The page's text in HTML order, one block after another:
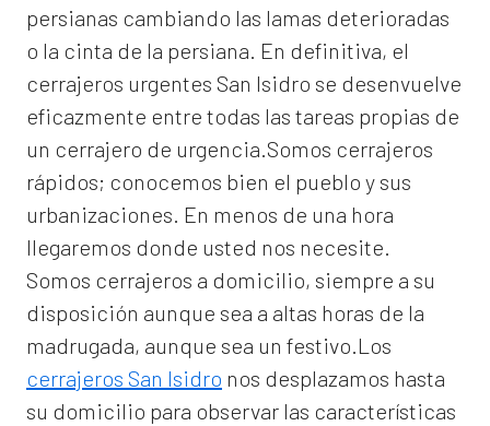
persianas cambiando las lamas deterioradas
o la cinta de la persiana. En definitiva, el
cerrajeros urgentes San Isidro se desenvuelve
eficazmente entre todas las tareas propias de
un cerrajero de urgencia.Somos cerrajeros
rápidos; conocemos bien el pueblo y sus
urbanizaciones. En menos de una hora
llegaremos donde usted nos necesite.
Somos cerrajeros a domicilio, siempre a su
disposición aunque sea a altas horas de la
madrugada, aunque sea un festivo.Los
cerrajeros San Isidro nos desplazamos hasta
su domicilio para observar las características